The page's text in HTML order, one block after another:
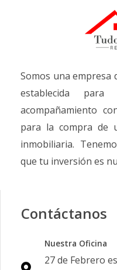
Somos una empresa
establecida
acompañamiento
para la compra de
inmobiliaria.
que tu inversión es
Contáctanos
Nuestra Oficina
27 de Febrero